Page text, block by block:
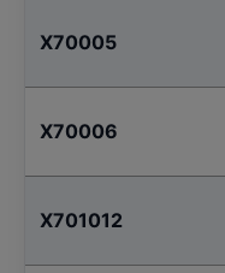
X70005
X70006
X701012